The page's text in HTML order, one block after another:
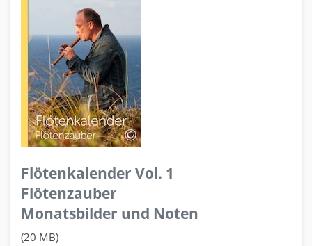
Flötenkalender Vol. 1
Flötenzauber
Monatsbilder und Noten
(20 MB)